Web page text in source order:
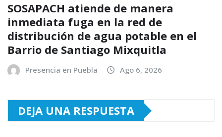
SOSAPACH atiende de manera
inmediata fuga en la red de
distribución de agua potable en el
Barrio de Santiago Mixquitla
Presencia en Puebla Ago 6, 2026
DEJA UNA RESPUESTA